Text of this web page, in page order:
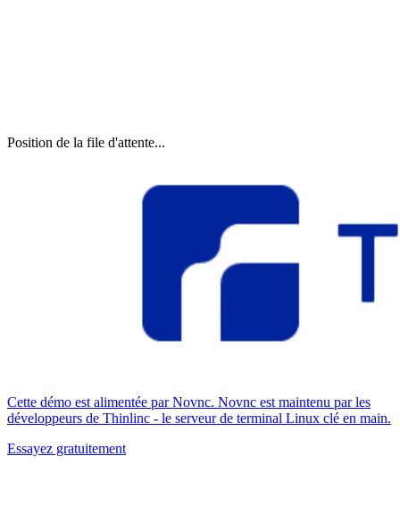
Position de la file d'attente...
Cette démo est alimentée par Novnc. Novnc est maintenu par les
développeurs de Thinlinc - le serveur de terminal Linux clé en main.
Essayez gratuitement